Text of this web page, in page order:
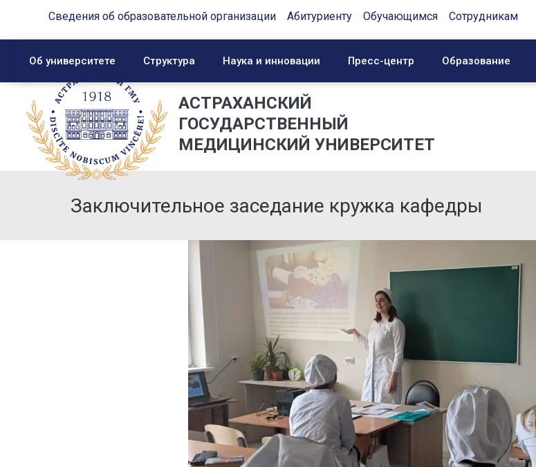
Сведения об образовательной организации Абитуриенту Обучающимся Сотрудникам
Об университете Структура Наука и инновации Пресс-центр Образование
АСТРАХАНСКИЙ
ГОСУДАРСТВЕННЫЙ
МЕДИЦИНСКИЙ УНИВЕРСИТЕТ
Заключительное заседание кружка кафедры